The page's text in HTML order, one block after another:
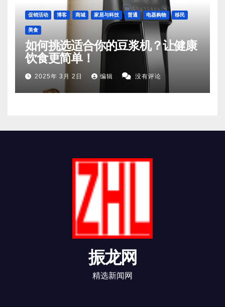
促销活动 博客 商城 家居与科技 普通 电器购物 移民
美食
如何挑选适合你的豆浆机？让健康
饮食更简单！
2025年 3月 2日 编辑 没有评论
振龙网
精选新闻网